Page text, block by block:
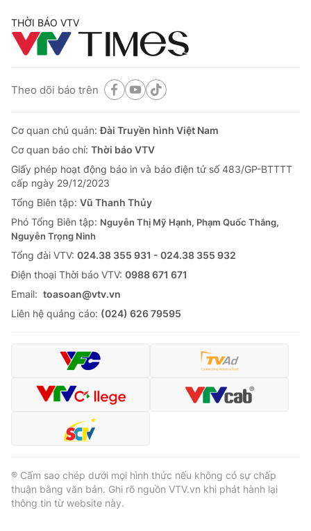
THỜI BÁO VTV
Theo dõi báo trên
Cơ quan chủ quản:Đài Truyền hình Việt Nam
Cơ quan báo chí: Thời báo VTV
Giấy phép hoạt động báo in và báo điện tử số 483/GP-BTTTT
cấp ngày 29/12/2023
Tổng Biên tập: Vũ Thanh Thủy
Phó Tổng Biên tập: Nguyễn Thị Mỹ Hạnh, Phạm Quốc Thắng,
Nguyễn Trọng Ninh
Tổng đài VTV: 024.38 355 931 - 024.38 355 932
Ðiện thoại Thời báo VTV: 0988 671 671
Email: toasoan@vtv.vn
Liên hệ quảng cáo: (024) 626 79595
® Cấm sao chép dưới mọi hình thức nếu không có sự chấp
thuận bằng văn bản. Ghi rõ nguồn VTV.vn khi phát hành lại
thông tin từ website này.